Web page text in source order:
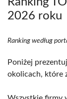
2026 roku
Ranking według
Poniżej
okolicach, które